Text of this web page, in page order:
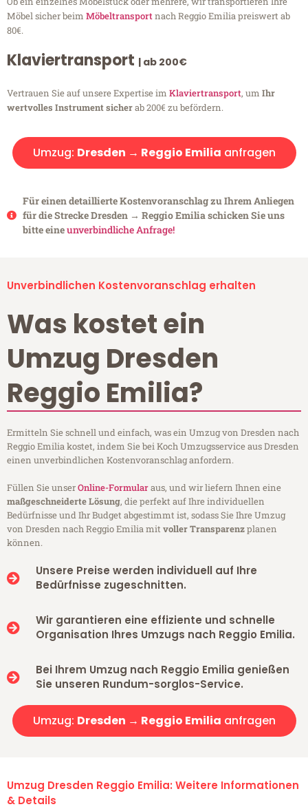
Möbel sicher beim Möbeltransportnach Reggio Emilia preiswert ab
80€.
Klaviertransport | ab 200€
Vertrauen Sie auf unsere Expertise im Klaviertransport, um Ihr
wertvolles Instrument sicherab 200€ zu befördern.
Umzug: Dresden → Reggio Emilia anfragen
Für einen detaillierte Kostenvoranschlag zu Ihrem Anliegen
für die Strecke Dresden → Reggio Emilia schicken Sie uns
bitte eineunverbindliche Anfrage!
Unverbindlichen Kostenvoranschlag erhalten
Was kostet ein
Umzug Dresden
Reggio Emilia?
Ermitteln Sie schnell und einfach, was ein Umzug von Dresden nach
Reggio Emilia kostet, indem Sie bei Koch Umzugsservice aus Dresden
einen unverbindlichen Kostenvoranschlag anfordern.
Füllen Sie unserOnline-Formularaus, und wir liefern Ihnen eine
maßgeschneiderte Lösung, die perfekt auf Ihre individuellen
Bedürfnisse und Ihr Budget abgestimmt ist, sodass Sie Ihre Umzug
von Dresden nach Reggio Emilia mitvoller Transparenzplanen
können.
Unsere Preise werden individuell auf Ihre
Bedürfnisse zugeschnitten.
Wir garantieren eine effiziente und schnelle
Organisation Ihres Umzugs nach Reggio Emilia.
Bei Ihrem Umzug nach Reggio Emilia genießen
Sie unseren Rundum-sorglos-Service.
Umzug: Dresden → Reggio Emilia anfragen
Umzug Dresden Reggio Emilia: Weitere Informationen
& Details